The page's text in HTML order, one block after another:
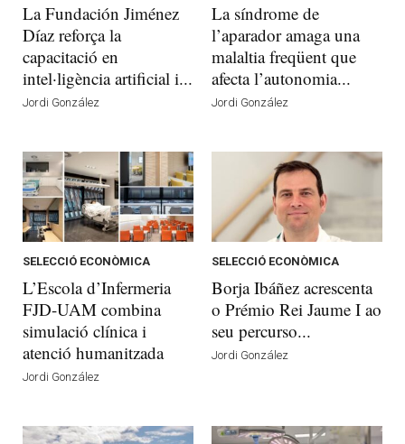
La Fundación Jiménez
Díaz reforça la
capacitació en
intel·ligència artificial i...
Jordi González
La síndrome de
l’aparador amaga una
malaltia freqüent que
afecta l’autonomia...
Jordi González
SELECCIÓ ECONÒMICA
L’Escola d’Infermeria
FJD-UAM combina
simulació clínica i
atenció humanitzada
Jordi González
SELECCIÓ ECONÒMICA
Borja Ibáñez acrescenta
o Prémio Rei Jaume I ao
seu percurso...
Jordi González